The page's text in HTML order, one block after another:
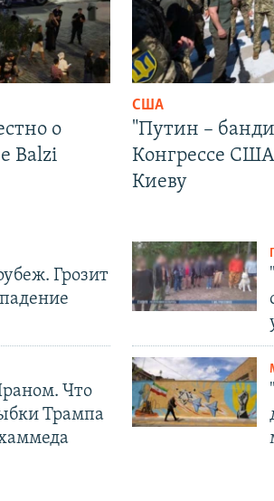
о
Balzi
США
"Путин –
Конгрессе
Киеву
Грозит
Что
Трампа